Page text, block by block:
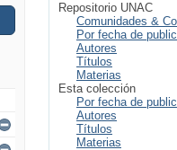
Repositorio UNAC
Comunidades &
Por fecha de
Autores
Títulos
Materias
Esta colección
Por fecha de
Autores
Títulos
Materias